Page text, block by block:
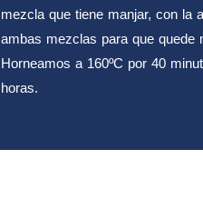
mezcla que tiene manjar, con la
ambas mezclas para que quede
Horneamos a 160ºC por 40
horas.